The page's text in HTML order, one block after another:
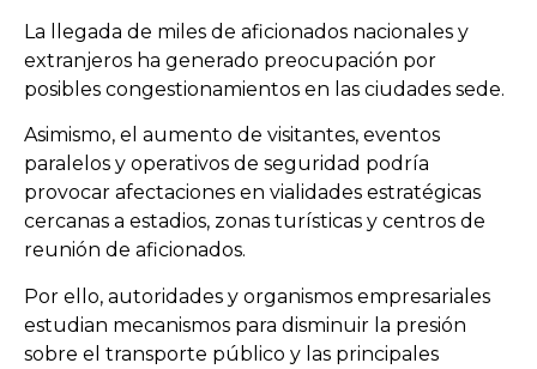
La llegada de miles de aficionados nacionales y
extranjeros ha generado preocupación por
posibles congestionamientos en las ciudades sede.
Asimismo, el aumento de visitantes, eventos
paralelos y operativos de seguridad podría
provocar afectaciones en vialidades estratégicas
cercanas a estadios, zonas turísticas y centros de
reunión de aficionados.
Por ello, autoridades y organismos empresariales
estudian mecanismos para disminuir la presión
sobre el transporte público y las principales